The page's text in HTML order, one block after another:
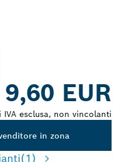
9,60 EUR
IVA esclusa, non vincolanti
in zona
(1)